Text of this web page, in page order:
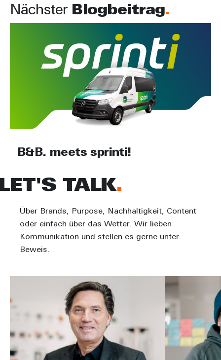
Nächster Blogbeitrag
B&B. meets sprinti!
TALK
Über Brands, Purpose, Nachhaltigkeit, Content
oder einfach über das Wetter. Wir lieben
Kommunikation und stellen es gerne unter
Beweis.